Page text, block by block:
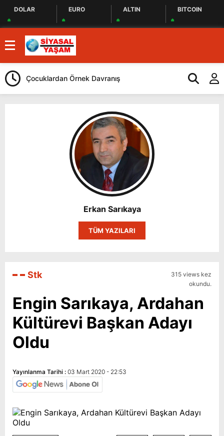
DOLAR EURO ALTIN BITCOIN
Çocuklardan Örnek Davranış Selahattin
Erkan Sarıkaya
TÜM YAZILARI
Stk
315 views kez
okundu.
Engin Sarıkaya, Ardahan
Kültürevi Başkan Adayı
Oldu
Yayınlanma Tarihi : 03 Mart 2020 - 22:53